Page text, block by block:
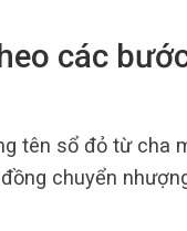
các
tên sổ đỏ từ cha
chuyển